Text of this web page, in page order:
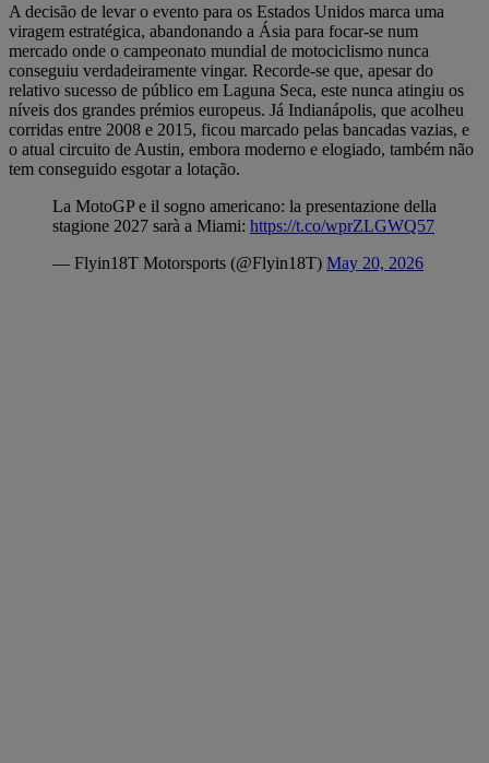
A decisão de levar o evento para os Estados Unidos marca uma
viragem estratégica, abandonando a Ásia para focar-se num
mercado onde o campeonato mundial de motociclismo nunca
conseguiu verdadeiramente vingar. Recorde-se que, apesar do
relativo sucesso de público em Laguna Seca, este nunca atingiu os
níveis dos grandes prémios europeus. Já Indianápolis, que acolheu
corridas entre 2008 e 2015, ficou marcado pelas bancadas vazias, e
o atual circuito de Austin, embora moderno e elogiado, também não
tem conseguido esgotar a lotação.
La MotoGP e il sogno americano: la presentazione della
stagione 2027 sarà a Miami: https://t.co/wprZLGWQ57
— Flyin18T Motorsports (@Flyin18T) May 20, 2026